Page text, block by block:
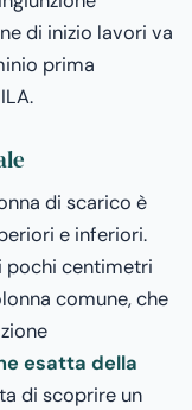
di inizio lavori va
prima
di scarico è
e inferiori.
pochi centimetri
comune, che
esatta della
di scoprire un